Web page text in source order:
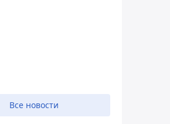
Все новости